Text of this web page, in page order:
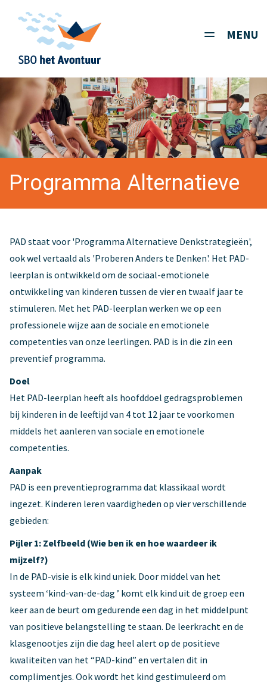
Toggle
MENU
Programma Alternatieve
Denkstrategieën (PAD)
PAD staat voor 'Programma Alternatieve Denkstrategieën',
ook wel vertaald als 'Proberen Anders te Denken'. Het PAD-
leerplan is ontwikkeld om de sociaal-emotionele
ontwikkeling van kinderen tussen de vier en twaalf jaar te
stimuleren. Met het PAD-leerplan werken we op een
professionele wijze aan de sociale en emotionele
competenties van onze leerlingen. PAD is in die zin een
preventief programma.
Doel
Het PAD-leerplan heeft als hoofddoel gedragsproblemen
bij kinderen in de leeftijd van 4 tot 12 jaar te voorkomen
middels het aanleren van sociale en emotionele
competenties.
Aanpak
PAD is een preventieprogramma dat klassikaal wordt
ingezet. Kinderen leren vaardigheden op vier verschillende
gebieden:
Pijler 1: Zelfbeeld (Wie ben ik en hoe waardeer ik
mijzelf?)
In de PAD-visie is elk kind uniek. Door middel van het
systeem ‘kind-van-de-dag ’ komt elk kind uit de groep een
keer aan de beurt om gedurende een dag in het middelpunt
van positieve belangstelling te staan. De leerkracht en de
klasgenootjes zijn die dag heel alert op de positieve
kwaliteiten van het “PAD-kind” en vertalen dit in
complimentjes. Ook wordt het kind gestimuleerd om